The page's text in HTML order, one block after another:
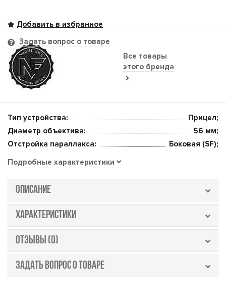
Все товары
этого бренда
Задать вопрос о товаре
Тип устройства:
Прицел;
Диаметр объектива:
56 мм;
Отстройка параллакса:
Боковая (SF);
Подробные характеристики
ОПИСАНИЕ
ХАРАКТЕРИСТИКИ
ОТЗЫВЫ (0)
ЗАДАТЬ ВОПРОС О ТОВАРЕ